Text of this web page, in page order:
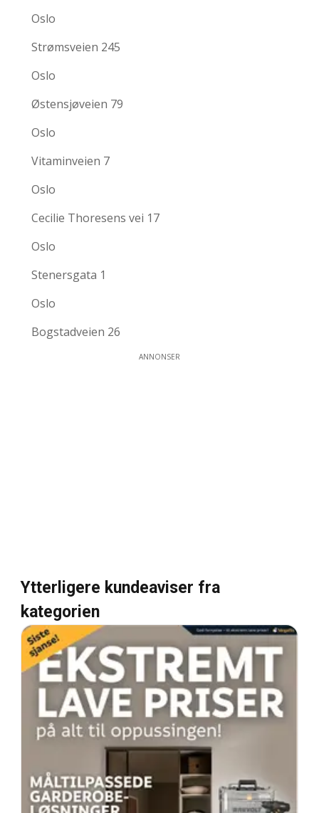
Oslo
Strømsveien 245
Oslo
Østensjøveien 79
Oslo
Vitaminveien 7
Oslo
Cecilie Thoresens vei 17
Oslo
Stenersgata 1
Oslo
Bogstadveien 26
ANNONSER
Ytterligere kundeaviser fra
kategorien